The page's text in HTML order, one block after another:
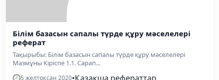
Білім базасын сапалы түрде құру мәселелері
реферат
Тақырыбы: Білім базасын сапалы түрде құру мәселелері
Мазмұны Кіріспе 1.1. Сарап...
5 желтоқсан 2020•Қазақша рефераттар